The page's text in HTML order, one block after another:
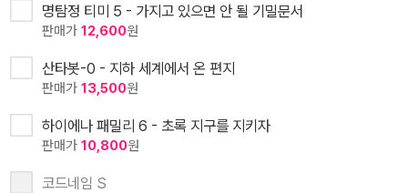
명탐정 티미 5 - 가지고 있으면 안 될 기밀문서
판매가 12,600원
산타봇-0 - 지하 세계에서 온 편지
판매가 13,500원
하이에나 패밀리 6 - 초록 지구를 지키자
판매가 10,800원
코드네임 S